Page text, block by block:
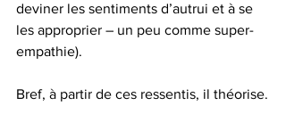
deviner les sentiments d’autrui et à se
les approprier – un peu comme super-
empathie).
Bref, à partir de ces ressentis, il théorise.